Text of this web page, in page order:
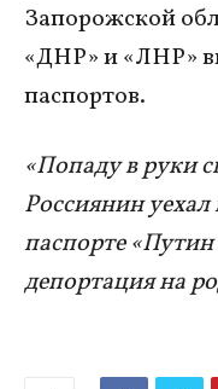
Запорожской
«ДНР» и «ЛНР»
паспортов.
«Попаду в руки
Россиянин
паспорте
депортация на